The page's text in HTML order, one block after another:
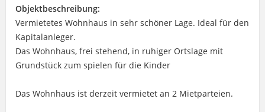
Objektbeschreibung:
Vermietetes Wohnhaus in sehr schöner Lage. Ideal für den
Kapitalanleger.
Das Wohnhaus, frei stehend, in ruhiger Ortslage mit
Grundstück zum spielen für die Kinder
Das Wohnhaus ist derzeit vermietet an 2 Mietparteien.